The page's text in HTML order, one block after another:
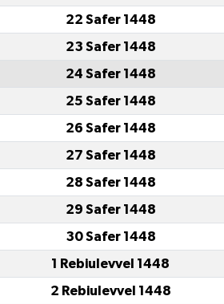
22 Safer 1448
23 Safer 1448
24 Safer 1448
25 Safer 1448
26 Safer 1448
27 Safer 1448
28 Safer 1448
29 Safer 1448
30 Safer 1448
1 Rebiulevvel 1448
2 Rebiulevvel 1448